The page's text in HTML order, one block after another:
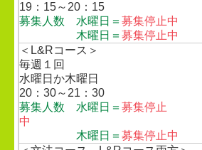
19：15～20：15
募集人数
水曜日＝ 募集停止中
木曜日＝ 募集停止中
＜L&Rコース＞
毎週１回
水曜日か木曜日
20：30～21：30
募集人数 水曜日＝ 募集停止
中
木曜日＝ 募集停止中